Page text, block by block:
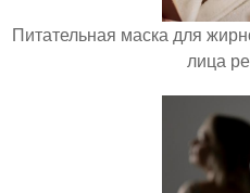
Питательная маска для
лица